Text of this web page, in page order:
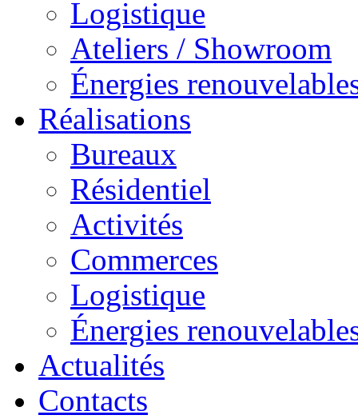
Logistique
Ateliers / Showroom
Énergies
Réalisations
Bureaux
Résidentiel
Activités
Commerces
Logistique
Énergies
Actualités
Contacts